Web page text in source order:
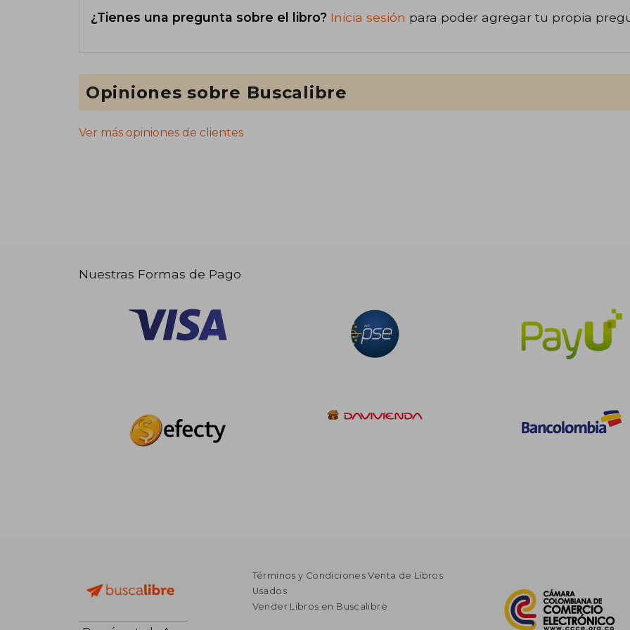
¿Tienes una pregunta sobre el libro? Inicia sesión para poder agregar tu propia
Opiniones sobre Buscalibre
Ver más opiniones de clientes
Nuestras Formas de Pago
Términos y Condiciones Venta de Libros
Usados
Vender Libros en Buscalibre